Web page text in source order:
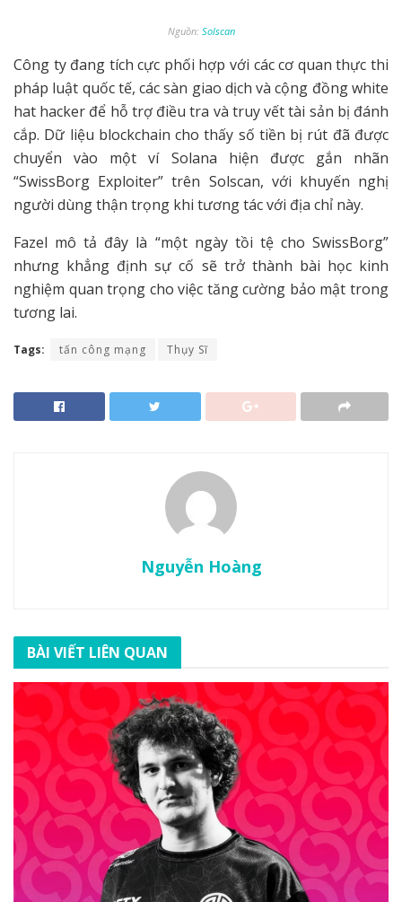
Nguồn: Solscan
Công ty đang tích cực phối hợp với các cơ quan thực thi
pháp luật quốc tế, các sàn giao dịch và cộng đồng white
hat hacker để hỗ trợ điều tra và truy vết tài sản bị đánh
cắp. Dữ liệu blockchain cho thấy số tiền bị rút đã được
chuyển vào một ví Solana hiện được gắn nhãn
“SwissBorg Exploiter” trên Solscan, với khuyến nghị
người dùng thận trọng khi tương tác với địa chỉ này.
Fazel mô tả đây là “một ngày tồi tệ cho SwissBorg”
nhưng khẳng định sự cố sẽ trở thành bài học kinh
nghiệm quan trọng cho việc tăng cường bảo mật trong
tương lai.
Tags: tấn công mạng Thụy Sĩ
Nguyễn Hoàng
BÀI VIẾT LIÊN QUAN